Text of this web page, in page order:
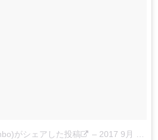
がシェアした投稿 – 2017 9月 3 3:12午前 PDT